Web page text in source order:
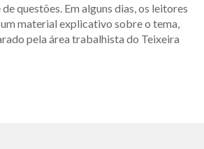
questões. Em alguns dias, os leitores
material explicativo sobre o tema,
pela área trabalhista do Teixeira